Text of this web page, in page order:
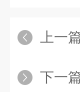
上一
下一